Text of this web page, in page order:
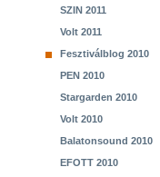
SZIN 2011
Volt 2011
Fesztiválblog 2010
PEN 2010
Stargarden 2010
Volt 2010
Balatonsound 2010
EFOTT 2010